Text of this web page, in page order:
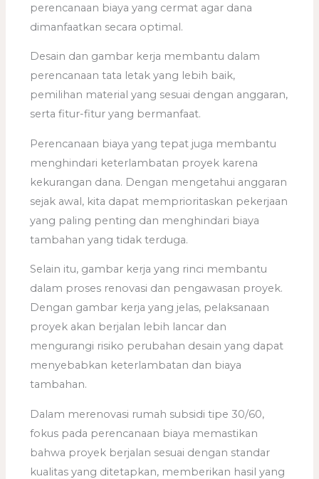
perencanaan biaya yang cermat agar dana
dimanfaatkan secara optimal.
Desain dan gambar kerja membantu dalam
perencanaan tata letak yang lebih baik,
pemilihan material yang sesuai dengan anggaran,
serta fitur-fitur yang bermanfaat.
Perencanaan biaya yang tepat juga membantu
menghindari keterlambatan proyek karena
kekurangan dana. Dengan mengetahui anggaran
sejak awal, kita dapat memprioritaskan pekerjaan
yang paling penting dan menghindari biaya
tambahan yang tidak terduga.
Selain itu, gambar kerja yang rinci membantu
dalam proses renovasi dan pengawasan proyek.
Dengan gambar kerja yang jelas, pelaksanaan
proyek akan berjalan lebih lancar dan
mengurangi risiko perubahan desain yang dapat
menyebabkan keterlambatan dan biaya
tambahan.
Dalam merenovasi rumah subsidi tipe 30/60,
fokus pada perencanaan biaya memastikan
bahwa proyek berjalan sesuai dengan standar
kualitas yang ditetapkan, memberikan hasil yang